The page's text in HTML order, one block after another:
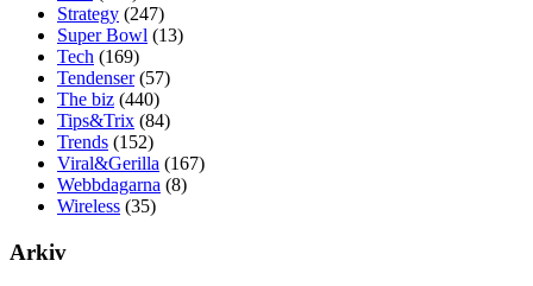
Strategy (247)
Super Bowl (13)
Tech (169)
Tendenser(57)
The biz (440)
Tips&Trix (84)
Trends (152)
Viral&Gerilla (167)
Webbdagarna (8)
Wireless (35)
Arkiv